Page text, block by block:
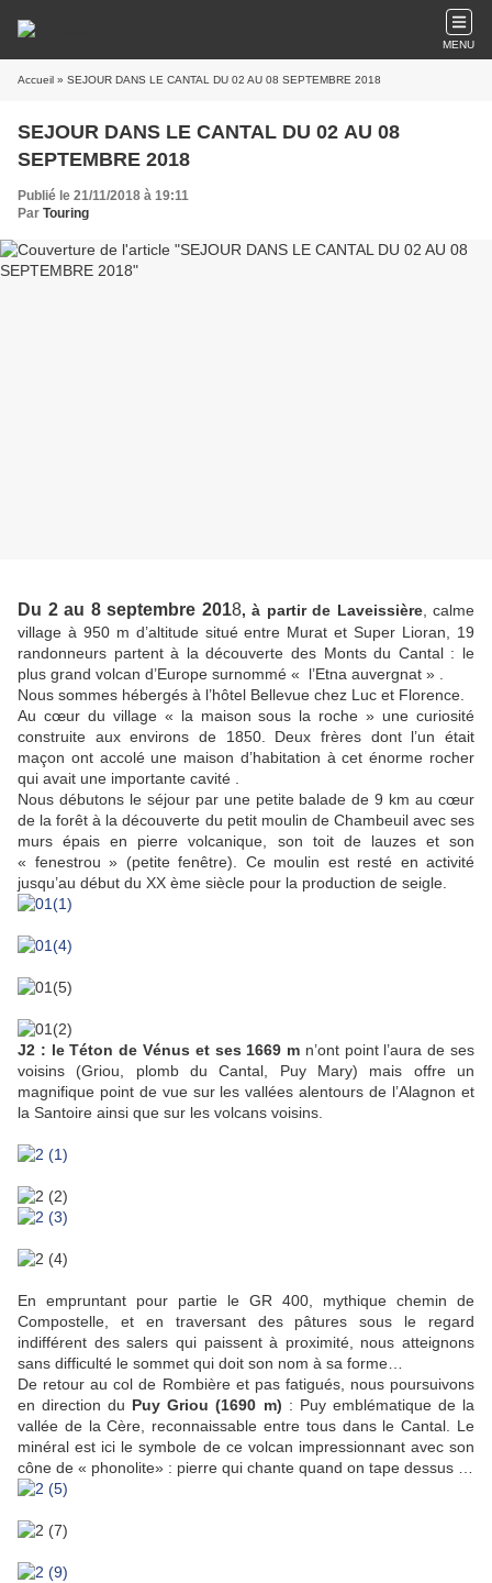
MENU
Accueil » SEJOUR DANS LE CANTAL DU 02 AU 08 SEPTEMBRE 2018
SEJOUR DANS LE CANTAL DU 02 AU 08
SEPTEMBRE 2018
Publié le 21/11/2018 à 19:11
Par Touring
Du 2 au 8 septembre 2018, à partir de Laveissière, calme
village à 950 m d’altitude situé entre Murat et Super Lioran, 19
randonneurs partent à la découverte des Monts du Cantal : le
plus grand volcan d’Europe surnommé « l’Etna auvergnat » .
Nous sommes hébergés à l’hôtel Bellevue chez Luc et Florence.
Au cœur du village « la maison sous la roche » une curiosité
construite aux environs de 1850. Deux frères dont l’un était
maçon ont accolé une maison d’habitation à cet énorme rocher
qui avait une importante cavité .
Nous débutons le séjour par une petite balade de 9 km au cœur
de la forêt à la découverte du petit moulin de Chambeuil avec ses
murs épais en pierre volcanique, son toit de lauzes et son
« fenestrou » (petite fenêtre). Ce moulin est resté en activité
jusqu’au début du XX ème siècle pour la production de seigle.
J2 : le Téton de Vénus et ses 1669 m n’ont point l’aura de ses
voisins (Griou, plomb du Cantal, Puy Mary) mais offre un
magnifique point de vue sur les vallées alentours de l’Alagnon et
la Santoire ainsi que sur les volcans voisins.
En empruntant pour partie le GR 400, mythique chemin de
Compostelle, et en traversant des pâtures sous le regard
indifférent des salers qui paissent à proximité, nous atteignons
sans difficulté le sommet qui doit son nom à sa forme…
De retour au col de Rombière et pas fatigués, nous poursuivons
en direction du Puy Griou (1690 m) : Puy emblématique de la
vallée de la Cère, reconnaissable entre tous dans le Cantal. Le
minéral est ici le symbole de ce volcan impressionnant avec son
cône de « phonolite» : pierre qui chante quand on tape dessus …